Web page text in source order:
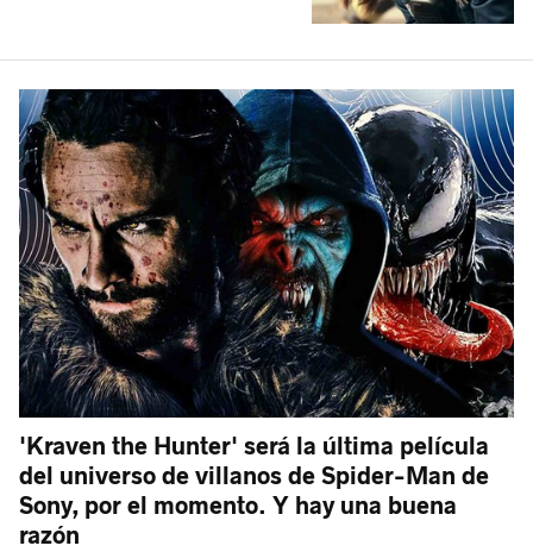
'Kraven the Hunter' será la última película
del universo de villanos de Spider-Man de
Sony, por el momento. Y hay una buena
razón